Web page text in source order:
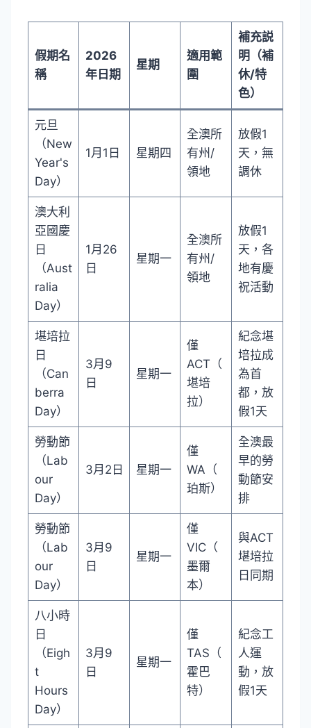
假期名
稱
2026
年日期
星期
適用範
圍
補充説
明（補
休/特
色）
元旦
（New
Year's
Day）
1月1日 星期四
全澳所
有州/
領地
放假1
天，無
調休
澳大利
亞國慶
日
（Aust
ralia
Day）
1月26
日
星期一
全澳所
有州/
領地
放假1
天，各
地有慶
祝活動
堪培拉
日
（Can
berra
Day）
3月9
日
星期一
僅
ACT（
堪培
拉）
紀念堪
培拉成
為首
都，放
假1天
勞動節
（Lab
our
Day）
3月2日 星期一
僅
WA（
珀斯）
全澳最
早的勞
動節安
排
勞動節
（Lab
our
Day）
3月9
日
星期一
僅
VIC（
墨爾
本）
與ACT
堪培拉
日同期
八小時
日
（Eigh
t
Hours
Day）
3月9
日
星期一
僅
TAS（
霍巴
特）
紀念工
人運
動，放
假1天